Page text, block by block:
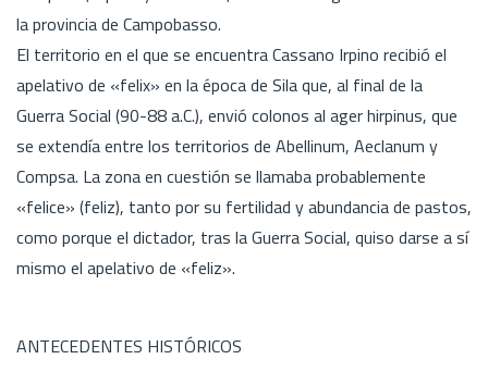
la provincia de Campobasso.
El territorio en el que se encuentra Cassano Irpino recibió el
apelativo de «felix» en la época de Sila que, al final de la
Guerra Social (90-88 a.C.), envió colonos al ager hirpinus, que
se extendía entre los territorios de Abellinum, Aeclanum y
Compsa. La zona en cuestión se llamaba probablemente
«felice» (feliz), tanto por su fertilidad y abundancia de pastos,
como porque el dictador, tras la Guerra Social, quiso darse a sí
mismo el apelativo de «feliz».
ANTECEDENTES HISTÓRICOS